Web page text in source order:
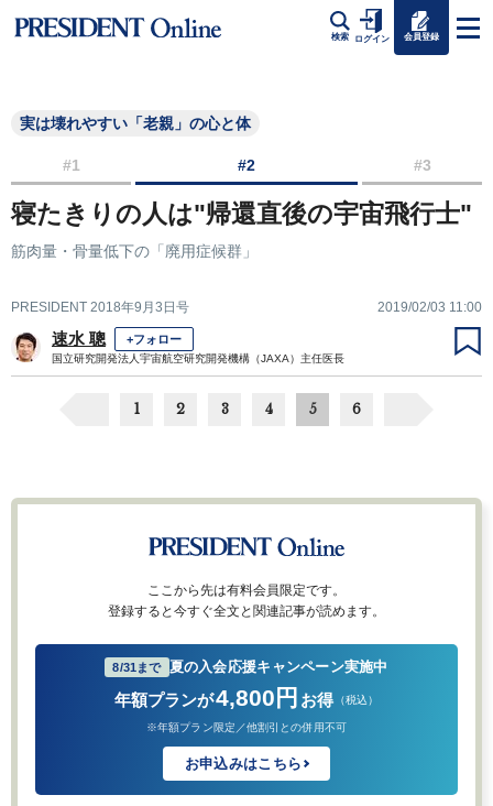
検索 ログイン 会員登録
実は壊れやすい「老親」の心と体
#1 #2 #3
寝たきりの人は"帰還直後の宇宙飛行士"
筋肉量・骨量低下の「廃用症候群」
PRESIDENT 2018年9月3日号 2019/02/03 11:00
速水 聰 +フォロー
国立研究開発法人宇宙航空研究開発機構（JAXA）主任医長
1 2 3 4 5 6
ここから先は有料会員限定です。
登録すると今すぐ全文と関連記事が読めます。
8/31まで 夏の入会応援キャンペーン実施中
年額プランが4,800円 お得 （税込）
※年額プラン限定／他割引との併用不可
お申込みはこちら